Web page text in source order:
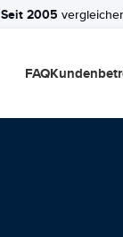
Seit 2005
FAQ